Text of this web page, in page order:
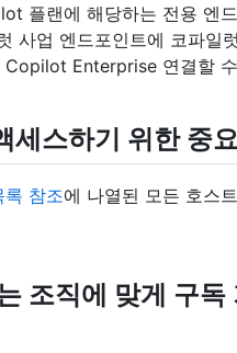
플랜에 해당하는 전용 엔
사업 엔드포인트에 코파
Enterprise 연결할
스하기 위한 중
참조에 나열된 모든 호스
조직에 맞게 구